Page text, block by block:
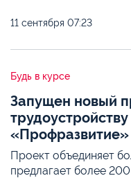
11 сентября 07:23
Будь в курсе
Запущен новый
«Профразвитие»
Проект объединяет
предлагает более